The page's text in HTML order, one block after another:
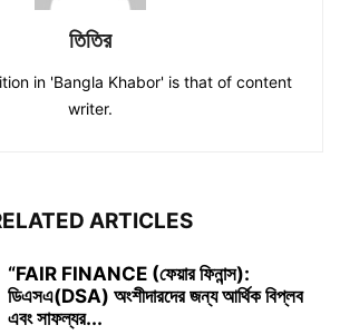
তিতির
in 'Bangla Khabor' is that of content
writer.
ARTICLES
“FAIR FINANCE (ফেয়ার ফিনান্স):
ডিএসএ(DSA) অংশীদারদের জন্য আর্থিক বিপ্লব
এবং সাফল্যর...